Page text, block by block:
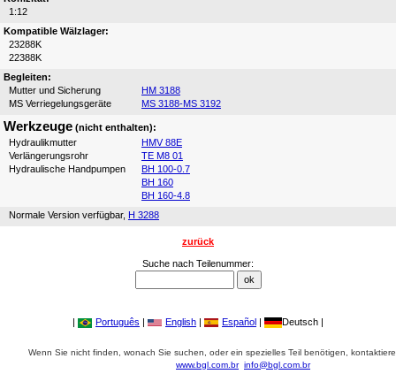
1:12
Kompatible Wälzlager:
23288K
22388K
Begleiten:
Mutter und Sicherung
HM 3188
MS Verriegelungsgeräte
MS 3188-MS 3192
Werkzeuge (nicht enthalten):
Hydraulikmutter
HMV 88E
Verlängerungsrohr
TE M8 01
Hydraulische Handpumpen
BH 100-0.7
BH 160
BH 160-4.8
Normale Version verfügbar, H 3288
zurück
Suche nach Teilenummer:
| Português | English | Español | Deutsch |
Wenn Sie nicht finden, wonach Sie suchen, oder ein spezielles Teil benötigen,
www.bgl.com.br info@bgl.com.br